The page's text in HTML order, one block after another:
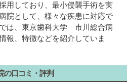
用しており、最小侵襲手術を実
院として、様々な疾患に対応で
は、東京歯科大学 市川総合病
報、特徴などを紹介していま
口コミ・評判